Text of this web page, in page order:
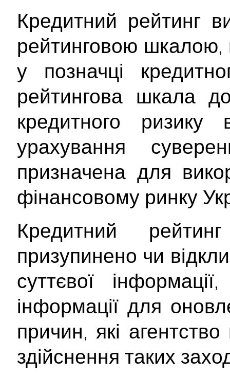
Кредитний рейтинг
рейтинговою шкалою,
у позначці
рейтингова шкала
кредитного ризику
урахування
призначена для
фінансовому ринку
Кредитний
призупинено чи
суттєвої
інформації для
причин, які
здійснення таких